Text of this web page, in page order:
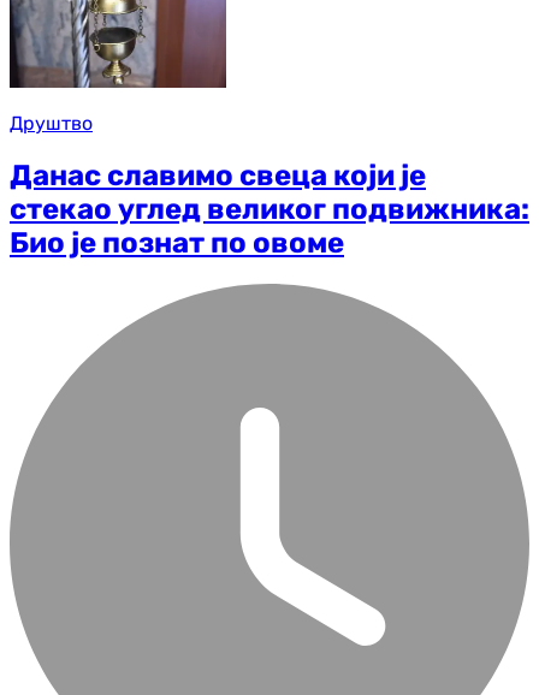
Друштво
Данас славимо свеца који је
стекао углед великог подвижника:
Био је познат по овоме